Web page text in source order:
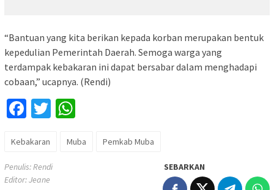
“Bantuan yang kita berikan kepada korban merupakan bentuk
kepedulian Pemerintah Daerah. Semoga warga yang
terdampak kebakaran ini dapat bersabar dalam menghadapi
cobaan,” ucapnya. (Rendi)
Facebook
Twitter
Kebakaran Muba Pemkab Muba
Penulis: Rendi
Editor: Jeane
SEBARKAN